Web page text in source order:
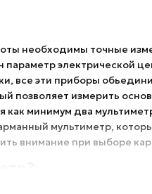
необходимы точные
электрической
все эти приборы
позволяет измерить
минимум два
мультиметр,
внимание при выборе